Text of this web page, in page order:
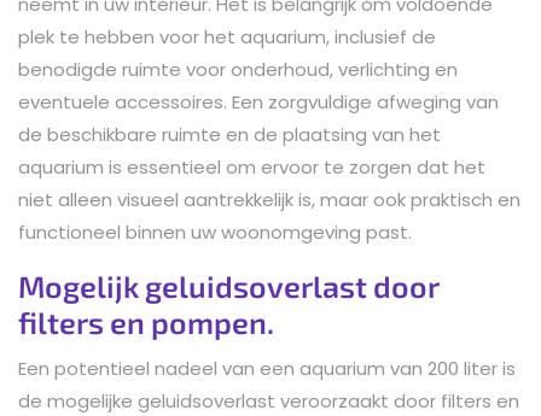
plek te hebben voor het aquarium, inclusief de
benodigde ruimte voor onderhoud, verlichting en
eventuele accessoires. Een zorgvuldige afweging van
de beschikbare ruimte en de plaatsing van het
aquarium is essentieel om ervoor te zorgen dat het
niet alleen visueel aantrekkelijk is, maar ook praktisch en
functioneel binnen uw woonomgeving past.
Mogelijk geluidsoverlast door
filters en pompen.
Een potentieel nadeel van een aquarium van 200 liter is
de mogelijke geluidsoverlast veroorzaakt door filters en